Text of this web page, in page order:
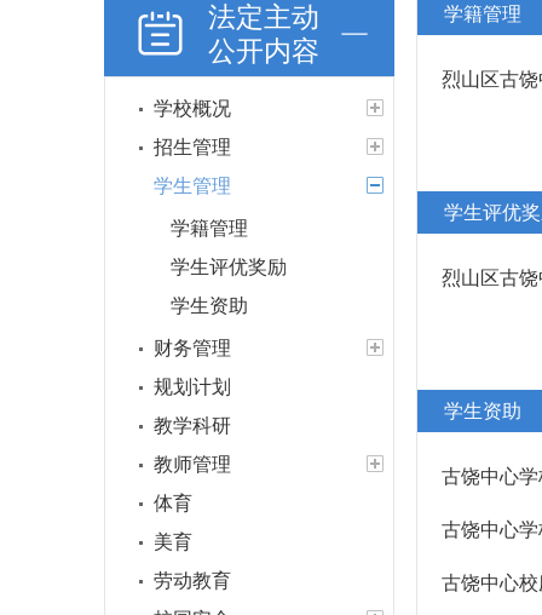
法定主动
公开内容
学校概况
招生管理
学生管理
学籍管理
学生评优奖励
学生资助
财务管理
规划计划
教学科研
教师管理
体育
美育
劳动教育
学籍管理
烈山区古
学生评优
烈山区古
学生资助
古饶中心
古饶中心
古饶中心